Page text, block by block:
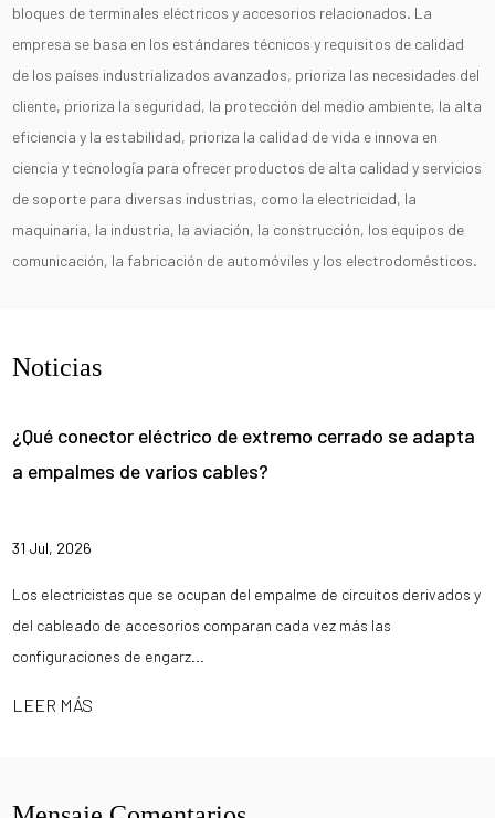
bloques de terminales eléctricos y accesorios relacionados. La
empresa se basa en los estándares técnicos y requisitos de calidad
de los países industrializados avanzados, prioriza las necesidades del
cliente, prioriza la seguridad, la protección del medio ambiente, la alta
eficiencia y la estabilidad, prioriza la calidad de vida e innova en
ciencia y tecnología para ofrecer productos de alta calidad y servicios
de soporte para diversas industrias, como la electricidad, la
maquinaria, la industria, la aviación, la construcción, los equipos de
comunicación, la fabricación de automóviles y los electrodomésticos.
Noticias
¿Qué conector eléctrico de extremo cerrado se adapta
a empalmes de varios cables?
31 Jul, 2026
Los electricistas que se ocupan del empalme de circuitos derivados y
del cableado de accesorios comparan cada vez más las
configuraciones de engarz...
LEER MÁS